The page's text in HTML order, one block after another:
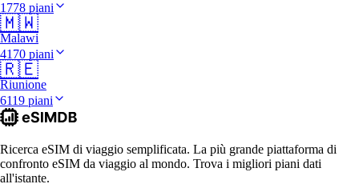
1778 piani
🇲🇼
Malawi
4170 piani
🇷🇪
Riunione
6119 piani
Ricerca eSIM di viaggio semplificata. La più grande piattaforma di
confronto eSIM da viaggio al mondo. Trova i migliori piani dati
all'istante.